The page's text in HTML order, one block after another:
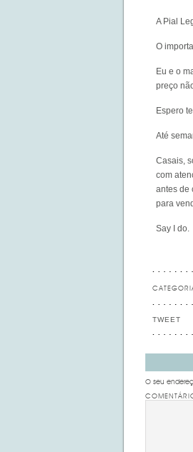
A Pial
O
Eu e o
preço
Espero
Até
Casais,
com
antes de
para
Say I do.
TWEET
O seu